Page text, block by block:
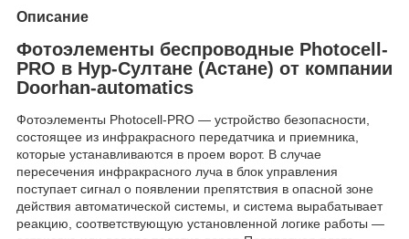
Описание
Фотоэлементы беспроводные Photocell-
PRO в Нур-Султане (Астане) от компании
Doorhan-automatics
Фотоэлементы Photocell-PRO — устройство безопасности,
состоящее из инфракрасного передатчика и приемника,
которые устанавливаются в проем ворот. В случае
пересечения инфракрасного луча в блок управления
поступает сигнал о появлении препятствия в опасной зоне
действия автоматической системы, и система вырабатывает
реакцию, соответствующую установленной логике работы —